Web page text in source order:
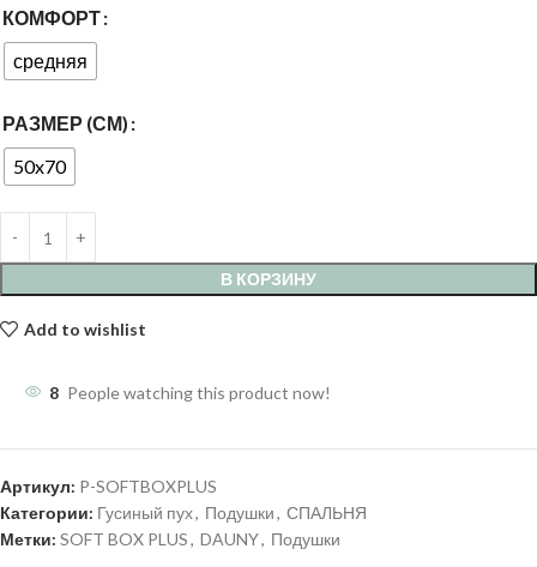
КОМФОРТ
средняя
РАЗМЕР (СМ)
50x70
В КОРЗИНУ
Add to wishlist
8 People watching this product now!
Артикул: P-SOFTBOXPLUS
Категории: Гусиный пух, Подушки, СПАЛЬНЯ
Метки: SOFT BOX PLUS, DAUNY, Подушки